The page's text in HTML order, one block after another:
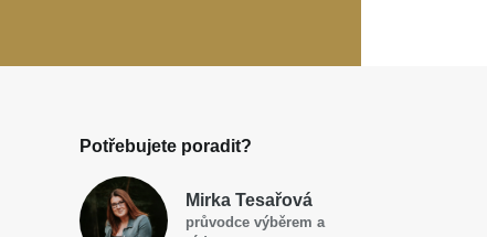
Potřebujete poradit?
Mirka Tesařová
průvodce výběrem a